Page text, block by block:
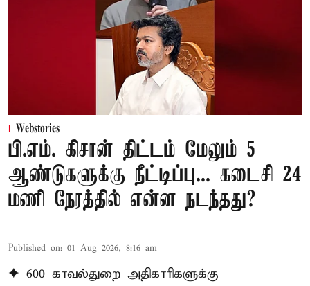
Webstories
பி.எம். கிசான் திட்டம் மேலும் 5
ஆண்டுகளுக்கு நீட்டிப்பு... கடைசி 24
மணி நேரத்தில் என்ன நடந்தது?
Published on: 01 Aug 2026, 8:16 am
✦ 600 காவல்துறை அதிகாரிகளுக்கு